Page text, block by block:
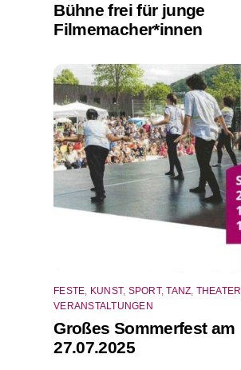
Bühne frei für junge
Filmemacher*innen
FESTE, KUNST, SPORT,TANZ, THEATER
VERANSTALTUNGEN
Großes Sommerfest am
27.07.2025